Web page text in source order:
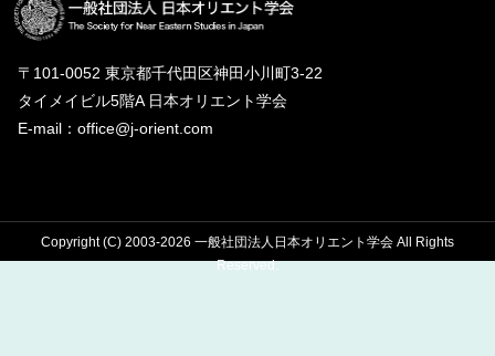
〒101-0052 東京都千代田区神田小川町3-22
タイメイビル5階A 日本オリエント学会
E-mail：office@j-orient.com
Copyright (C) 2003-2026 一般社団法人日本オリエント学会 All Rights
Reserved.